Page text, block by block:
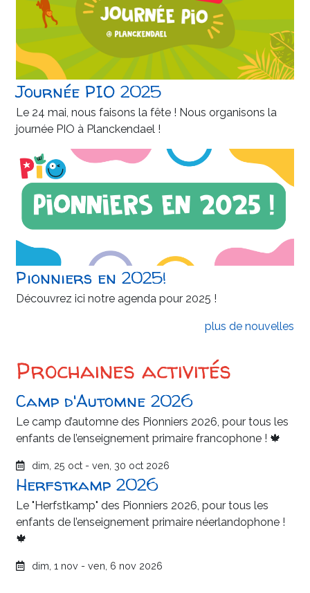
Journée PIO 2025
Le 24 mai, nous faisons la fête ! Nous organisons la
journée PIO à Planckendael !
Pionniers en 2025!
Découvrez ici notre agenda pour 2025 !
plus de nouvelles
Prochaines activités
Camp d'Automne 2026
Le camp d’automne des Pionniers 2026, pour tous les
enfants de l’enseignement primaire francophone ! 🍁
dim, 25 oct - ven, 30 oct 2026
Herfstkamp 2026
Le "Herfstkamp" des Pionniers 2026, pour tous les
enfants de l’enseignement primaire néerlandophone !
🍁
dim, 1 nov - ven, 6 nov 2026